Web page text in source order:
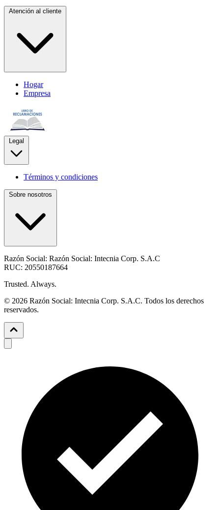
Atención al cliente
Hogar
Empresa
Legal
Términos y condiciones
Sobre nosotros
Razón Social: Razón Social: Intecnia Corp. S.A.C
RUC: 20550187664
Trusted. Always.
© 2026 Razón Social: Intecnia Corp. S.A.C. Todos los derechos
reservados.